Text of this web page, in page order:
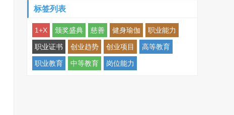
标签列表
1+X 颁奖盛典 慈善 健身瑜伽 职业能力
职业证书 创业趋势 创业项目 高等教育
职业教育 中等教育 岗位能力